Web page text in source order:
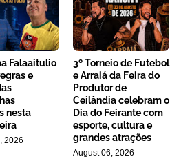
Falaaitulio
e
nesta
2026
3º Torneio de Futebol
e Arraiá da Feira do
Produtor de
Ceilândia celebram o
Dia do Feirante com
esporte, cultura e
grandes atrações
August 06, 2026